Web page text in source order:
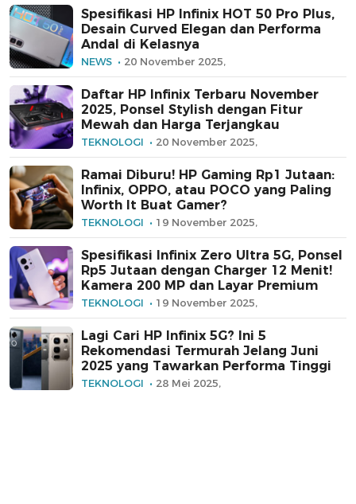
Spesifikasi HP Infinix HOT 50 Pro Plus,
Desain Curved Elegan dan Performa
Andal di Kelasnya
NEWS 20 November 2025,
Daftar HP Infinix Terbaru November
2025, Ponsel Stylish dengan Fitur
Mewah dan Harga Terjangkau
TEKNOLOGI 20 November 2025,
Ramai Diburu! HP Gaming Rp1 Jutaan:
Infinix, OPPO, atau POCO yang Paling
Worth It Buat Gamer?
TEKNOLOGI 19 November 2025,
Spesifikasi Infinix Zero Ultra 5G, Ponsel
Rp5 Jutaan dengan Charger 12 Menit!
Kamera 200 MP dan Layar Premium
TEKNOLOGI 19 November 2025,
Lagi Cari HP Infinix 5G? Ini 5
Rekomendasi Termurah Jelang Juni
2025 yang Tawarkan Performa Tinggi
TEKNOLOGI 28 Mei 2025,